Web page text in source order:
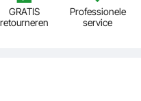
GRATIS
retourneren
Professionele
service